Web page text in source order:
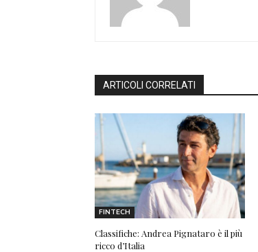
ARTICOLI CORRELATI
FINTECH
Classifiche: Andrea Pignataro è il più
ricco d’Italia